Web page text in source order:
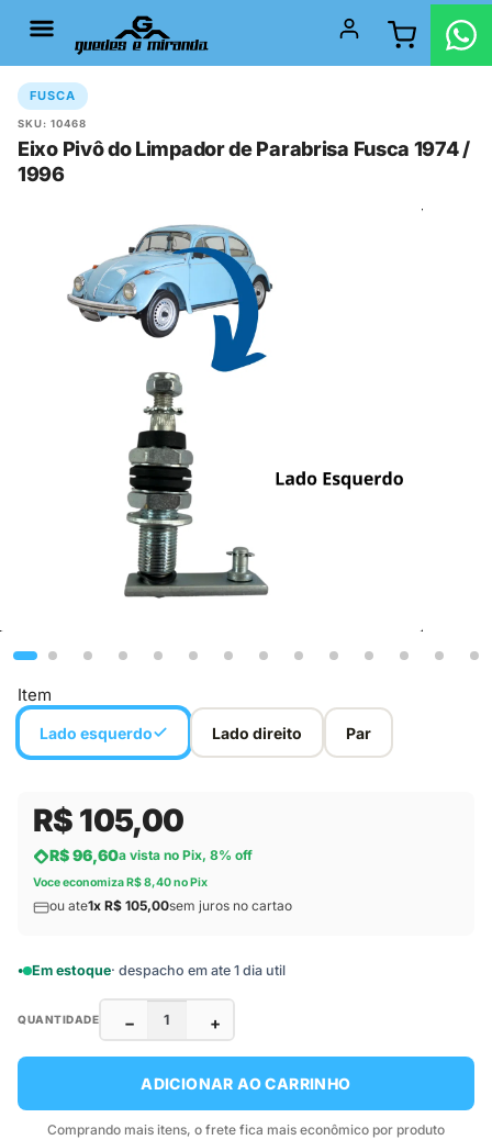
FUSCA
SKU: 10468
Eixo Pivô do Limpador de Parabrisa Fusca 1974 /
1996
R$ 105,00
R$ 96,60a vista no Pix, 8% off
Voce economiza R$ 8,40 no Pix
ou ate1x R$ 105,00sem juros no cartao
Em estoque· despacho em ate 1 dia util
Item
Lado esquerdo Lado direito Par
QUANTIDADE − +
ADICIONAR AO CARRINHO
Comprando mais itens, o frete fica mais econômico por produto